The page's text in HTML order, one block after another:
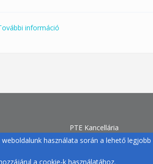
információ
PTE Kancellária
Egyetemi Sport
+36 72 /501-500/12770 |
használata során a lehető legjobb
a cookie-k használatához.